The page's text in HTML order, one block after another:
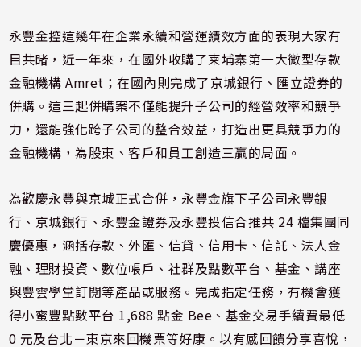
永豐金控這幾年在企業永續和營運績效方面的表現大家有
目共睹，近一年來，在國外收購了柬埔寨第一大微型存款
金融機構 Amret；在國內則完成了京城銀行、匯立證券的
併購。這三起併購案不僅能提升子公司的經營效率和競爭
力，還能強化跨子公司的整合效益，打造出更具競爭力的
金融機構，為股東、客戶和員工創造三贏的局面。
為歡慶永豐與京城正式合併，永豐金旗下子公司永豐銀
行、京城銀行、永豐金證券及永豐投信合推共 24 檔集團同
慶優惠，涵括存款、外匯、信貸、信用卡、信託、法人金
融、理財投資、數位帳戶、社群及點數平台、基金、講座
與豐雲學堂訂閱等產品或服務。完成指定任務，有機會獲
得小蜜豐點數平台 1,688 點金 Bee、基金交易手續費最低
0 元及台北－東京來回機票等好康。以有感回饋分享喜悅，